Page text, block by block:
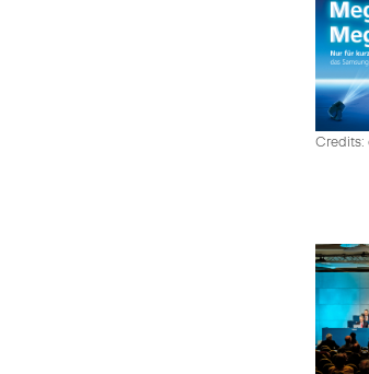
Credits: